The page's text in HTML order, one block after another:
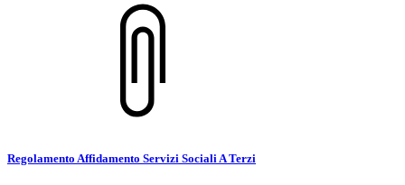
Regolamento Affidamento Servizi Sociali A Terzi